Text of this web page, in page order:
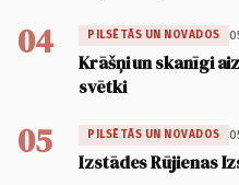
04 PILSĒTĀS UN NOVADOS
Krāšņi un skanīgi
svētki
05 PILSĒTĀS UN NOVADOS
Izstādes Rūjienas